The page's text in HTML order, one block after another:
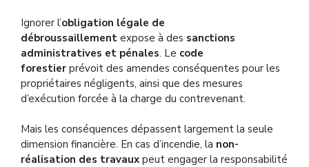
Ignorer l’obligation légale de
débroussaillement expose à des sanctions
administratives et pénales. Le code
forestier prévoit des amendes conséquentes pour les
propriétaires négligents, ainsi que des mesures
d’exécution forcée à la charge du contrevenant.
Mais les conséquences dépassent largement la seule
dimension financière. En cas d’incendie, la non-
réalisation des travaux peut engager la responsabilité